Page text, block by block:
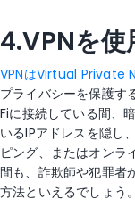
4.VPNを使
VPNはVirtual Private
プライバシーを保護す
Fiに接続している間、
いるIPアドレスを隠し
ピング、またはオンラ
間も、詐欺師や犯罪者
方法といえるでしょう。